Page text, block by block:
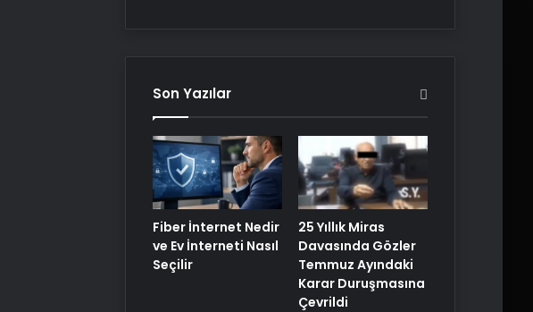
Son Yazılar
Fiber İnternet Nedir
ve Ev İnterneti Nasıl
Seçilir
25 Yıllık Miras
Davasında Gözler
Temmuz Ayındaki
Karar Duruşmasına
Çevrildi